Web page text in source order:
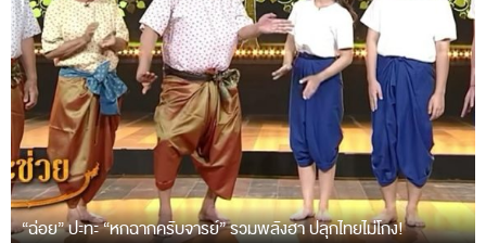
“ฉ่อย” ปะทะ “หกฉากครับจารย์” รวมพลังฮา ปลุกไทยไม่โกง!